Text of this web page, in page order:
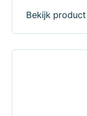
Bekijk product